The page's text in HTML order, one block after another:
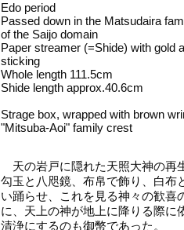
Edo period
Passed down in the Matsudaira
of the Saijo domain
Paper streamer (=Shide) with gold
sticking
Whole length 111.5cm
Shide length approx.40.6cm
Strage box, wrapped with brown
"Mitsuba-Aoi" family crest
天の岩戸に隠れた天照大神の再
勾玉と八咫鏡、布帛で飾り、白布
い踊らせ、これを見る神々の歓喜
に、天上の神が地上に降りる際に
清浄にするのも御幣であった。